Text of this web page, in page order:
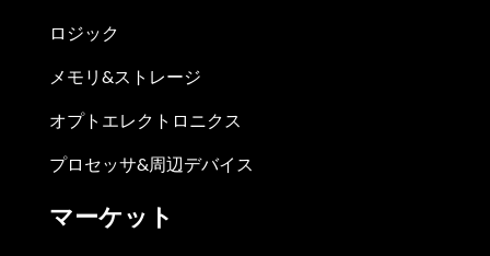
ロジック
メモリ&ストレージ
オプトエレクトロニクス
プロセッサ&周辺デバイス
マーケット